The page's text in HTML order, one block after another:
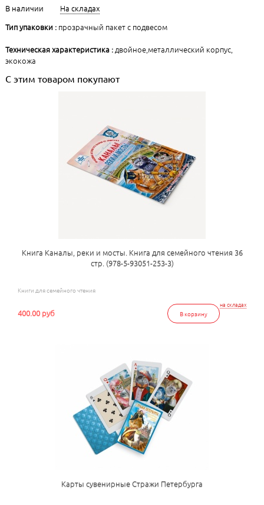
В наличии
На складах
Тип упаковки :прозрачный пакет с подвесом
Техническая характеристика :двойное,металлический корпус,
экокожа
С этим товаром покупают
Книга Каналы, реки и мосты. Книга для семейного чтения 36
стр. (978-5-93051-253-3)
Книги для семейного чтения
на складах
В корзину
400.00 руб
Карты сувенирные Стражи Петербурга